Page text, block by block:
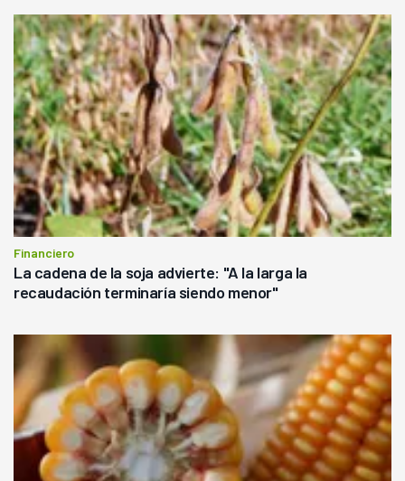
Financiero
La cadena de la soja advierte: "A la larga la
recaudación terminaría siendo menor"